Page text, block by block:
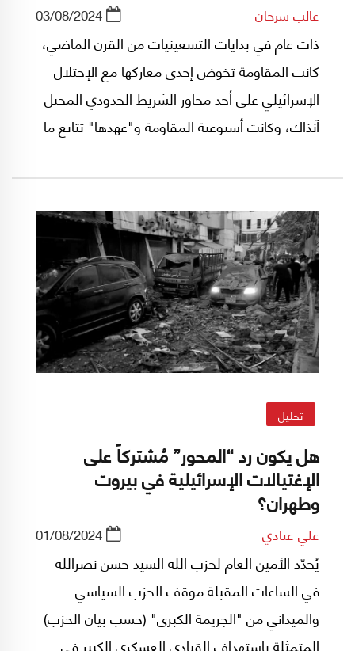
غالب سرحان 03/08/2024
ذات عام في بدايات التسعينيات من القرن الماضي،
كانت المقاومة تخوض إحدى معاركها مع الإحتلال
الإسرائيلي على أحد محاور الشريط الحدودي المحتل
آنذاك، وكانت أسبوعية المقاومة و"عهدها" تتابع ما
مواكبة المقاومين بصحافة مكتوبة داخل الشريط
آنذاك، وهو ما كان متاحاً فقط لمصور من "الإعلام
الحربي" في المقاومة فقط لتوثيق عملياتها
ومواجهاتها صوتاً وصورةً. إذ كان الإعلام يومها
مكتوباً يكاد اليوم يندثر، ومسموعاً بالكاد اليوم
يُسمَع، وأما المرئي فكان محدوداً، وهذا كله ما
افتقدته المقاومة في معركة تحرير الشريط التي
تُوّجت بتحريره في العام 2000.
تحليل
هل يكون رد “المحور” مُشتركاً على
الإغتيالات الإسرائيلية في بيروت
وطهران؟
علي عبادي 01/08/2024
يُحدّد الأمين العام لحزب الله السيد حسن نصرالله
في الساعات المقبلة موقف الحزب السياسي
والميداني من "الجريمة الكبرى" (حسب بيان الحزب)
المتمثلة باستهداف القيادي العسكري الكبير في